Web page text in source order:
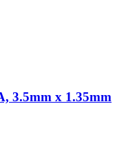
3.5mm x 1.35mm